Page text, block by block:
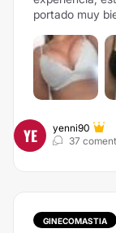
portado muy
YE
yenni90
37
GINECOMASTIA